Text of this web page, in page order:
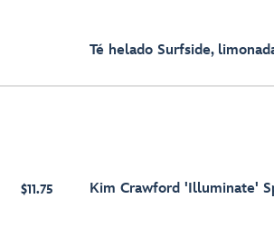
Té helado Surfside,
$11.75 Kim Crawford 'Illuminate'